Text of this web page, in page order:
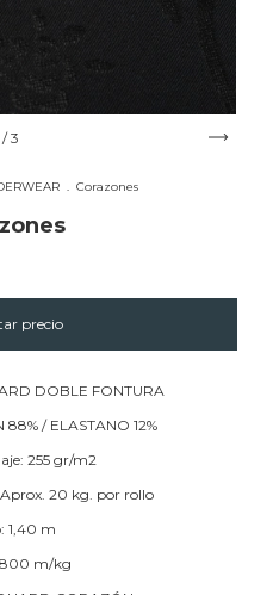
/3
. Corazones
DOBLE FONTURA
/ ELASTANO 12%
255 gr/m2
20 kg. por rollo
1,40 m
m/kg